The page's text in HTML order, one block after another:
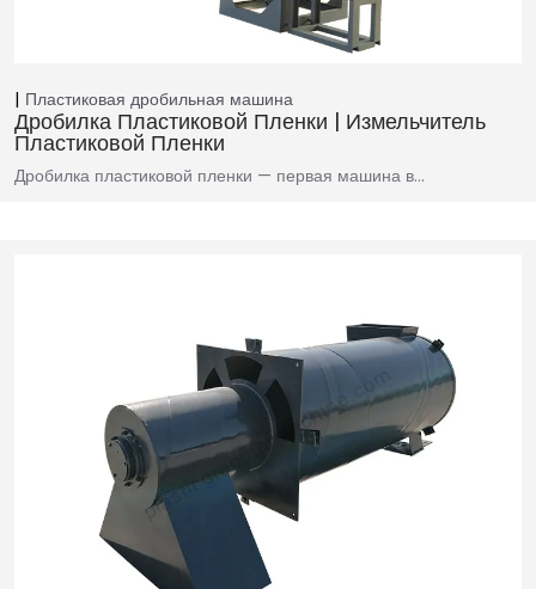
Пластиковая дробильная машина
Дробилка Пластиковой Пленки | Измельчитель
Пластиковой Пленки
Дробилка пластиковой пленки — первая машина в…